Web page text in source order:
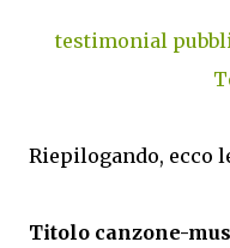
testimonial
Riepilogando, ecco
Titolo canzone-